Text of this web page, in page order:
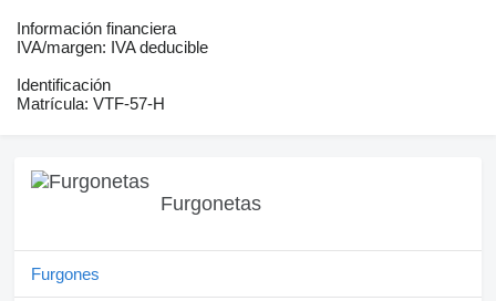
Información financiera
IVA/margen: IVA deducible
Identificación
Matrícula: VTF-57-H
Furgonetas
Furgones